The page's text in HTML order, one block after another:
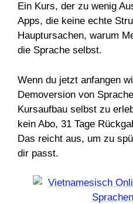
Ein Kurs, der zu wenig
Apps, die keine echte
Hauptursachen, warum
die Sprache selbst.
Wenn du jetzt anfangen
Demoversion von
Kursaufbau selbst zu
kein Abo, 31 Tage
Das reicht aus, um zu
dir passt.